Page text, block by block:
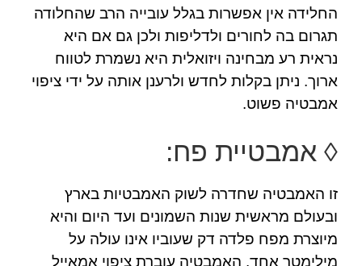
החלידה אין אפשרות בגלל עובייה הרב שהחלודה
תגרום בה לחורים ולדליפות ולכן גם אם היא
נראית רע מבחינה ויזואלית היא נשמרת לטווח
ארוך. ניתן בקלות לחדש ולרענן אותה על ידי ציפוי
אמבטיה פשוט.
◊ אמבטיית פח:
זו האמבטיה שחדרה לשוק האמבטיות בארץ
ובעולם מראשית שנות השמונים ועד היום והיא
מיוצרת מפח פלדה דק שעוביו אינו עולה על
מילימטר אחד. האמבטיה עוברת ציפוי אמאייל